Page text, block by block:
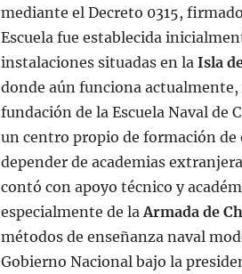
mediante el Decreto 0315,
Escuela fue establecida
instalaciones situadas en la Isla
donde aún funciona
fundación de la Escuela Naval de
un centro propio de formación de
depender de academias
contó con apoyo técnico y
especialmente de laArmada de
métodos de enseñanza naval
Gobierno Nacional bajo la